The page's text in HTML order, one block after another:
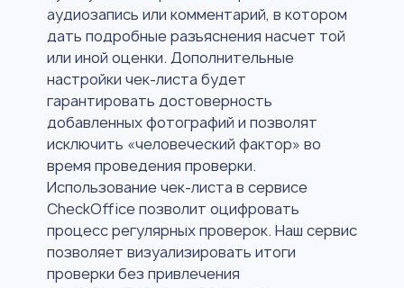
аудиозапись или комментарий, в котором
дать подробные разъяснения насчет той
или иной оценки. Дополнительные
настройки чек-листа будет
гарантировать достоверность
добавленных фотографий и позволят
исключить «человеческий фактор» во
время проведения проверки.
Использование чек-листа в сервисе
CheckOffice позволит оцифровать
процесс регулярных проверок. Наш сервис
позволяет визуализировать итоги
проверки без привлечения